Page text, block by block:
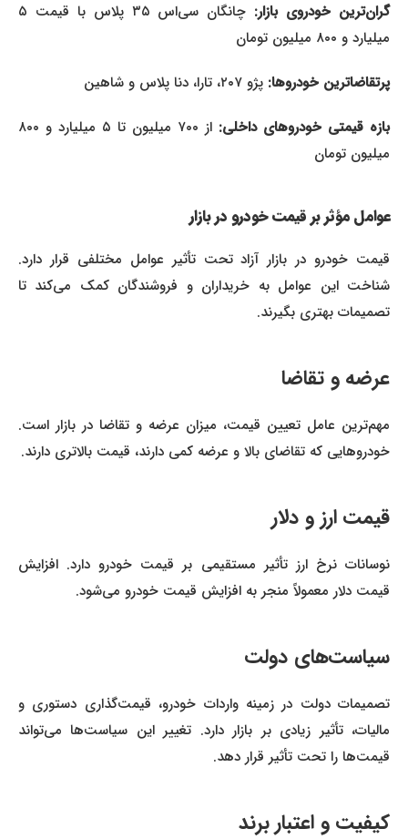
گران‌ترین خودروی بازار:
چانگان سی‌اس ۳۵ پلاس با قیمت ۵
میلیارد و ۸۰۰ میلیون تومان
پرتقاضاترین خودروها:پژو ۲۰۷، تارا، دنا پلاس و شاهین
بازه قیمتی خودروهای داخلی:
از ۷۰۰ میلیون تا ۵ میلیارد و ۸۰۰
میلیون تومان
عوامل مؤثر بر قیمت خودرو در بازار
قیمت خودرو در بازار آزاد تحت تأثیر عوامل مختلفی قرار دارد.
شناخت این عوامل به خریداران و فروشندگان کمک می‌کند تا
تصمیمات بهتری بگیرند.
عرضه و تقاضا
مهم‌ترین عامل تعیین قیمت، میزان عرضه و تقاضا در بازار است.
خودروهایی که تقاضای بالا و عرضه کمی دارند، قیمت بالاتری دارند.
قیمت ارز و دلار
نوسانات نرخ ارز تأثیر مستقیمی بر قیمت خودرو دارد. افزایش
قیمت دلار معمولاً منجر به افزایش قیمت خودرو می‌شود.
سیاست‌های دولت
تصمیمات دولت در زمینه واردات خودرو، قیمت‌گذاری دستوری و
مالیات، تأثیر زیادی بر بازار دارد. تغییر این سیاست‌ها می‌تواند
قیمت‌ها را تحت تأثیر قرار دهد.
کیفیت و اعتبار برند